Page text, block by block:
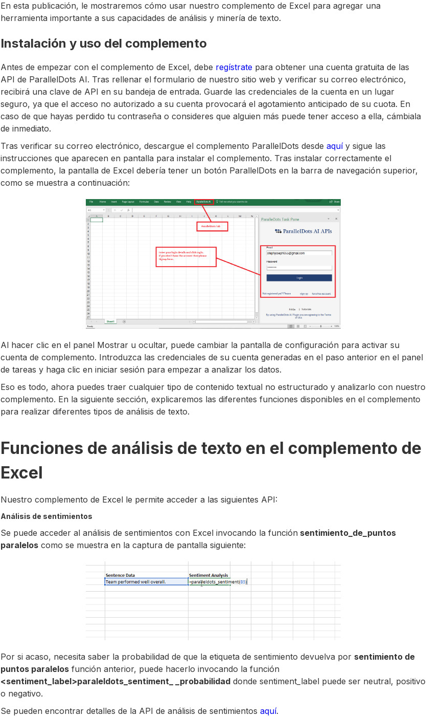
En esta publicación, le mostraremos cómo usar nuestro complemento de Excel para agregar una
herramienta importante a sus capacidades de análisis y minería de texto.
Instalación y uso del complemento
Antes de empezar con el complemento de Excel, debe regístrate para obtener una cuenta gratuita de las
API de ParallelDots AI. Tras rellenar el formulario de nuestro sitio web y verificar su correo electrónico,
recibirá una clave de API en su bandeja de entrada. Guarde las credenciales de la cuenta en un lugar
seguro, ya que el acceso no autorizado a su cuenta provocará el agotamiento anticipado de su cuota. En
caso de que hayas perdido tu contraseña o consideres que alguien más puede tener acceso a ella, cámbiala
de inmediato.
Tras verificar su correo electrónico, descargue el complemento ParallelDots desde aquíy sigue las
instrucciones que aparecen en pantalla para instalar el complemento. Tras instalar correctamente el
complemento, la pantalla de Excel debería tener un botón ParallelDots en la barra de navegación superior,
como se muestra a continuación:
Al hacer clic en el panel Mostrar u ocultar, puede cambiar la pantalla de configuración para activar su
cuenta de complemento. Introduzca las credenciales de su cuenta generadas en el paso anterior en el panel
de tareas y haga clic en iniciar sesión para empezar a analizar los datos.
Eso es todo, ahora puedes traer cualquier tipo de contenido textual no estructurado y analizarlo con nuestro
complemento. En la siguiente sección, explicaremos las diferentes funciones disponibles en el complemento
para realizar diferentes tipos de análisis de texto.
Funciones de análisis de texto en el complemento de
Excel
Nuestro complemento de Excel le permite acceder a las siguientes API:
Análisis de sentimientos
Se puede acceder al análisis de sentimientos con Excel invocando la función sentimiento_de_puntos
paralelos como se muestra en la captura de pantalla siguiente:
Por si acaso, necesita saber la probabilidad de que la etiqueta de sentimiento devuelva por sentimiento de
puntos paralelos función anterior, puede hacerlo invocando la función
<sentiment_label>paraleldots_sentiment_ _probabilidad donde sentiment_label puede ser neutral, positivo
o negativo.
Se pueden encontrar detalles de la API de análisis de sentimientos aquí.